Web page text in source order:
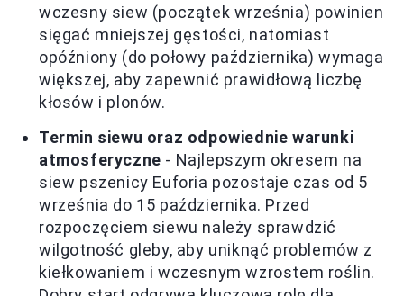
wczesny siew (początek września) powinien
sięgać mniejszej gęstości, natomiast
opóźniony (do połowy października) wymaga
większej, aby zapewnić prawidłową liczbę
kłosów i plonów.
Termin siewu oraz odpowiednie warunki
atmosferyczne - Najlepszym okresem na
siew pszenicy Euforia pozostaje czas od 5
września do 15 października. Przed
rozpoczęciem siewu należy sprawdzić
wilgotność gleby, aby uniknąć problemów z
kiełkowaniem i wczesnym wzrostem roślin.